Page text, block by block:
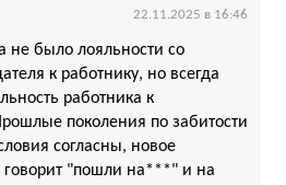
не было лояльности со
к работнику, но всегда
работника к
поколения по забитости
согласны, новое
говорит "пошли на***" и на
22.11.2025 в 16:46